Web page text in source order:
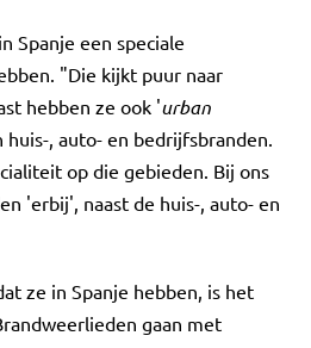
Spanje een speciale
"Die kijkt puur naar
hebben ze ook 'urban
, auto- en bedrijfsbranden.
op die gebieden. Bij ons
'erbij', naast de huis-, auto- en
ze in Spanje hebben, is het
gaan met